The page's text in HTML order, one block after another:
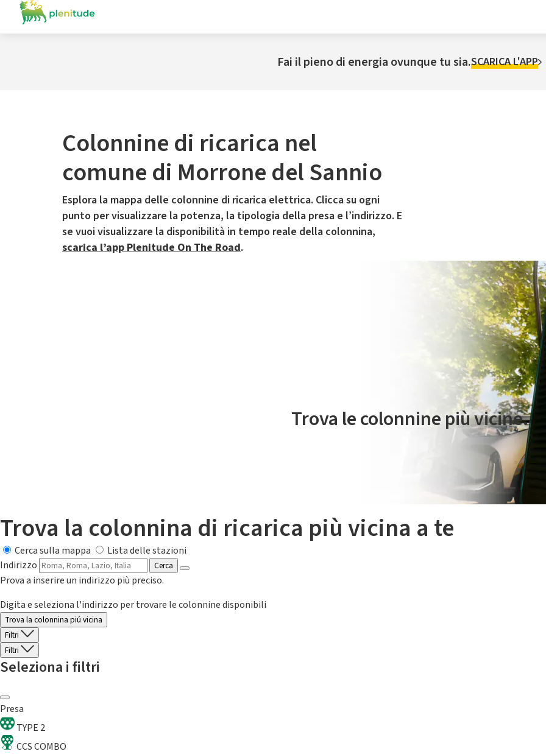
Fai il pieno di energia ovunque tu sia.SCARICA L'APP
Colonnine di ricarica nel
comune di Morrone del Sannio
Esplora la mappa delle colonnine di ricarica elettrica. Clicca su ogni
punto per visualizzare la potenza, la tipologia della presa e l’indirizzo. E
se vuoi visualizzare la disponibilità in tempo reale della colonnina,
scarica l’app Plenitude On The Road.
Il servizio di mobilità elettrica è gestito da Plenitude On The Road
Trova le colonnine più vicine.
Trova la colonnina di ricarica più vicina a te
Cerca sulla mappa
Lista delle stazioni
Indirizzo
Cerca
Prova a inserire un indirizzo più preciso.
Digita e seleziona l'indirizzo per trovare le colonnine disponibili
Trova la colonnina piú vicina
Filtri
Filtri
Seleziona i filtri
Presa
TYPE 2
CCS COMBO